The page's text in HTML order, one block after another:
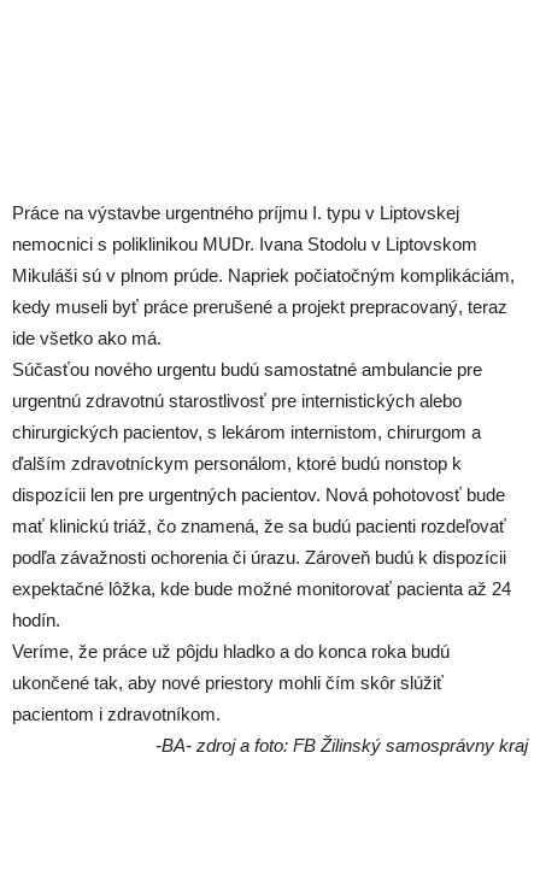
Práce na výstavbe urgentného príjmu I. typu v Liptovskej
nemocnici s poliklinikou MUDr. Ivana Stodolu v Liptovskom
Mikuláši sú v plnom prúde. Napriek počiatočným komplikáciám,
kedy museli byť práce prerušené a projekt prepracovaný, teraz
ide všetko ako má.
Súčasťou nového urgentu budú samostatné ambulancie pre
urgentnú zdravotnú starostlivosť pre internistických alebo
chirurgických pacientov, s lekárom internistom, chirurgom a
ďalším zdravotníckym personálom, ktoré budú nonstop k
dispozícii len pre urgentných pacientov. Nová pohotovosť bude
mať klinickú triáž, čo znamená, že sa budú pacienti rozdeľovať
podľa závažnosti ochorenia či úrazu. Zároveň budú k dispozícii
expektačné lôžka, kde bude možné monitorovať pacienta až 24
hodín.
Veríme, že práce už pôjdu hladko a do konca roka budú
ukončené tak, aby nové priestory mohli čím skôr slúžiť
pacientom i zdravotníkom.
-BA- zdroj a foto: FB Žilinský samosprávny kraj